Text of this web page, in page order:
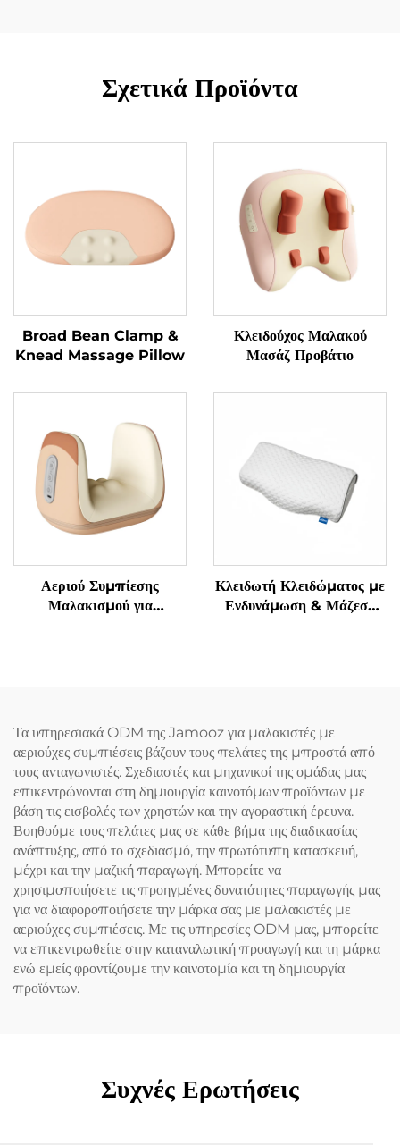
Σχετικά Προϊόντα
Broad Bean Clamp &
Knead Massage Pillow
Κλειδούχος Μαλακού
Μασάζ Προβάτιο
Αεριού Συμπίεσης
Μαλακισμού για
Κλειδωτή Κλειδώματος με
Ενδυνάμωση & Μάζεση
Τα υπηρεσιακά ODM της Jamooz για μαλακιστές με
αεριούχες συμπιέσεις βάζουν τους πελάτες της μπροστά από
τους ανταγωνιστές. Σχεδιαστές και μηχανικοί της ομάδας μας
επικεντρώνονται στη δημιουργία καινοτόμων προϊόντων με
βάση τις εισβολές των χρηστών και την αγοραστική έρευνα.
Βοηθούμε τους πελάτες μας σε κάθε βήμα της διαδικασίας
ανάπτυξης, από το σχεδιασμό, την πρωτότυπη κατασκευή,
μέχρι και την μαζική παραγωγή. Μπορείτε να
χρησιμοποιήσετε τις προηγμένες δυνατότητες παραγωγής μας
για να διαφοροποιήσετε την μάρκα σας με μαλακιστές με
αεριούχες συμπιέσεις. Με τις υπηρεσίες ODM μας, μπορείτε
να επικεντρωθείτε στην καταναλωτική προαγωγή και τη μάρκα
ενώ εμείς φροντίζουμε την καινοτομία και τη δημιουργία
προϊόντων.
Συχνές Ερωτήσεις